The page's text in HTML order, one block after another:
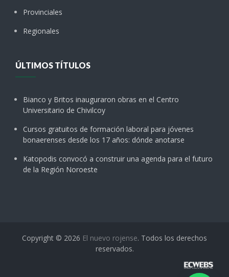
Provinciales
Regionales
ÚLTIMOS TÍTULOS
Bianco y Britos inauguraron obras en el Centro
Universitario de Chivilcoy
Cursos gratuitos de formación laboral para jóvenes
bonaerenses desde los 17 años: dónde anotarse
Katopodis convocó a construir una agenda para el futuro
de la Región Noroeste
Copyright © 2026 El nuevo rojense. Todos los derechos
reservados.